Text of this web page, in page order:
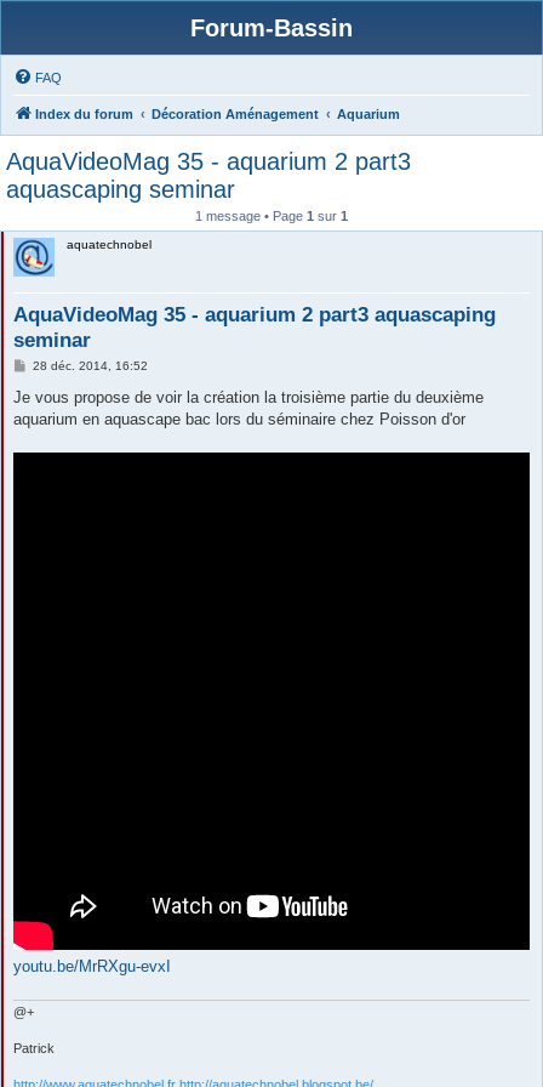
Forum-Bassin
FAQ
Index du forum Décoration Aménagement Aquarium
AquaVideoMag 35 - aquarium 2 part3
aquascaping seminar
1 message • Page 1 sur 1
aquatechnobel
AquaVideoMag 35 - aquarium 2 part3 aquascaping
seminar
M
s
a
e
28 déc. 2014, 16:52
Je vous propose de voir la création la troisième partie du deuxième
aquarium en aquascape bac lors du séminaire chez Poisson d'or
youtu.be/MrRXgu-evxI
@+
Patrick